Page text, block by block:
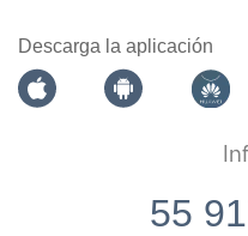
Descarga la aplicación
55